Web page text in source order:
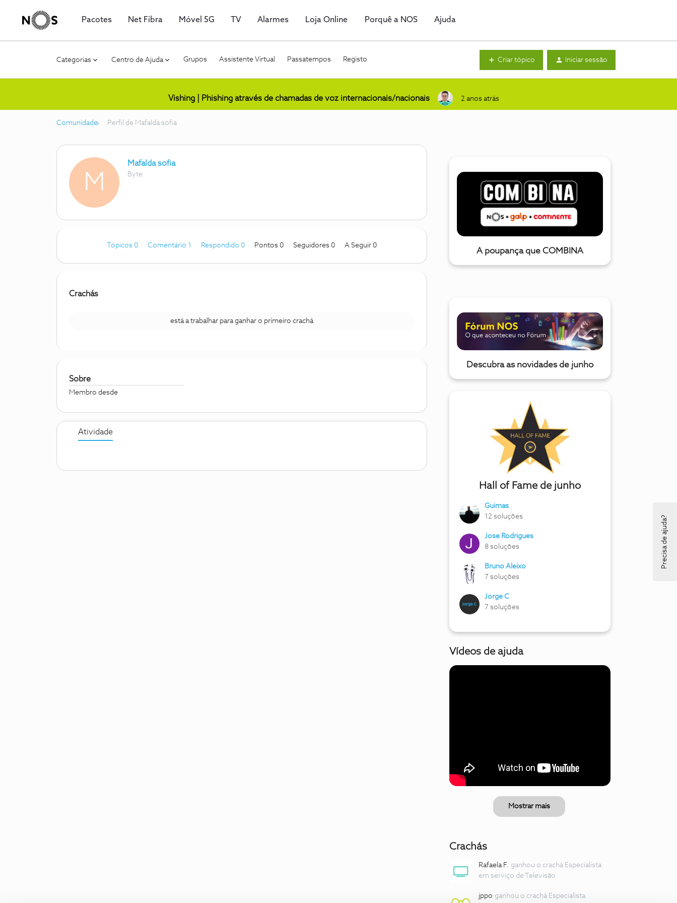
Pacotes Net Fibra Móvel 5G TV Alarmes Loja Online Porquê a NOS Ajuda
Categorias Centro de Ajuda Grupos Assistente Virtual Passatempos Registo Criar tópico Iniciar sessão
Vishing | Phishing através de chamadas de voz internacionais/nacionais 2 anos atrás
Comunidade Perfil de Mafalda sofia
M
Mafalda sofia
Byte
Tópicos 0 Comentário 1 Respondido 0 Pontos 0 Seguidores 0 A Seguir 0
Crachás
está a trabalhar para ganhar o primeiro crachá
Sobre
Membro desde
Atividade
A poupança que COMBINA
Descubra as novidades de junho
Hall of Fame de junho
Guimas
12 soluções
Jose Rodrigues
8 soluções
Bruno Aleixo
7 soluções
Jorge C
7 soluções
Vídeos de ajuda
Mostrar mais
Crachás
Rafaela F. ganhou o crachá Especialista
em serviço de Televisão
jppo ganhou o crachá Especialista
Precisa de ajuda?